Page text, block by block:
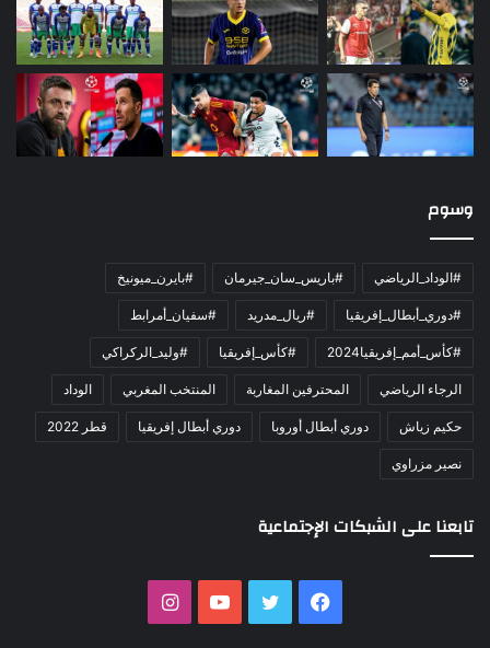
وسوم
#الوداد_الرياضي #باريس_سان_جيرمان #بايرن_ميونيخ
#دوري_أبطال_إفريقيا #ريال_مدريد #سفيان_أمرابط
#كأس_أمم_إفريقيا2024 #كأس_إفريقيا #وليد_الركراكي
الرجاء الرياضي المحترفين المغاربة المنتخب المغربي الوداد
حكيم زياش دوري أبطال أوروبا دوري أبطال إفريقيا قطر 2022
نصير مزراوي
تابعنا على الشبكات الإجتماعية
فيسبوك تويتر يوتيوب